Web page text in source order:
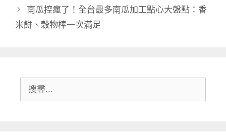
南瓜控瘋了！全台最多南瓜加工點心大盤點：香
米餅、穀物棒一次滿足
尋: